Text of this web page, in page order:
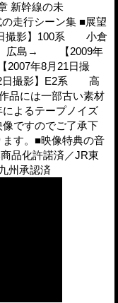
新幹線の未
走行シーン集 ■展望
影】100系 小倉
広島→ 【2009年
年8月21日撮
撮影】E2系 高
には一部古い素材
よるテープノイズ
ですのでご了承下
す。■映像特典の音
品化許諾済／JR東
州承認済